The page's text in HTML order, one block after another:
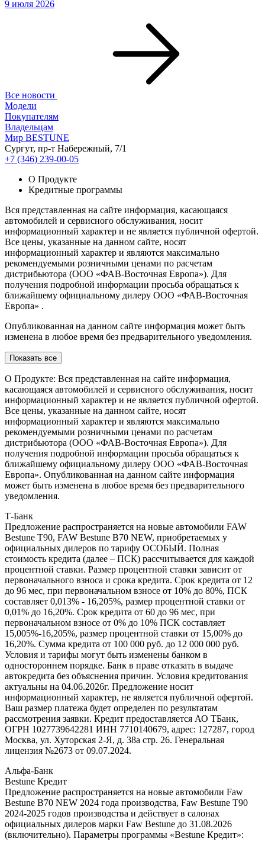
9 июля 2026
Все новости
Модели
Покупателям
Владельцам
Мир BESTUNE
Сургут, пр-т Набережный, 7/1
+7 (346) 239-00-05
О Продукте
Кредитные программы
Вся представленная на сайте информация, касающаяся
автомобилей и сервисного обслуживания, носит
информационный характер и не является публичной офертой.
Все цены, указанные на данном сайте, носят
информационный характер и являются максимально
рекомендуемыми розничными ценами по расчетам
дистрибьютора (ООО «ФАВ-Восточная Европа»). Для
получения подробной информации просьба обращаться к
ближайшему официальному дилеру ООО «ФАВ-Восточная
Европа» .
Опубликованная на данном сайте информация может быть
изменена в любое время без предварительного уведомления.
Показать все
О Продукте: Вся представленная на сайте информация,
касающаяся автомобилей и сервисного обслуживания, носит
информационный характер и не является публичной офертой.
Все цены, указанные на данном сайте, носят
информационный характер и являются максимально
рекомендуемыми розничными ценами по расчетам
дистрибьютора (ООО «ФАВ-Восточная Европа»). Для
получения подробной информации просьба обращаться к
ближайшему официальному дилеру ООО «ФАВ-Восточная
Европа». Опубликованная на данном сайте информация
может быть изменена в любое время без предварительного
уведомления.
Т-Банк
Предложение распространяется на новые автомобили FAW
Bestune T90, FAW Bestune В70 NEW, приобретаемых у
официальных дилеров по тарифу ОСОБЫЙ. Полная
стоимость кредита (далее – ПСК) рассчитывается для каждой
процентной ставки. Размер процентной ставки зависит от
первоначального взноса и срока кредита. Срок кредита от 12
до 96 мес, при первоначальном взносе от 10% до 80%, ПСК
составляет 0,013% - 16,205%, размер процентной ставки от
0,01% до 16,20%. Срок кредита от 60 до 96 мес, при
первоначальном взносе от 0% до 10% ПСК составляет
15,005%-16,205%, размер процентной ставки от 15,00% до
16,20%. Сумма кредита от 100 000 руб. до 12 000 000 руб.
Условия и тарифы могут быть изменены банком в
одностороннем порядке. Банк в праве отказать в выдаче
автокредита без объяснения причин. Условия кредитования
актуальны на 04.06.2026г. Предложение носит
информационный характер, не является публичной офертой.
Ваш размер платежа будет определен по результатам
рассмотрения заявки. Кредит предоставляется АО ТБанк,
ОГРН 1027739642281 ИНН 7710140679, адрес: 127287, город
Москва, ул. Хуторская 2-Я, д. 38а стр. 26. Генеральная
лицензия №2673 от 09.07.2024.
Альфа-Банк
Bestune Кредит
Предложение распространяется на новые автомобили Faw
Bestune B70 NEW 2024 года производства, Faw Bestune T90
2024-2025 годов производства и действует в салонах
официальных дилеров марки Faw Bestune до 31.08.2026
(включительно). Параметры программы «Bestune Кредит»: